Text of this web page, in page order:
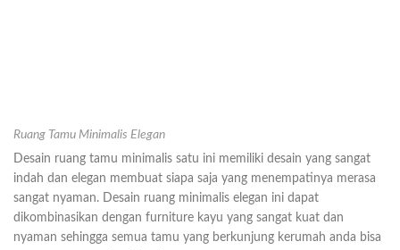
Ruang Tamu Minimalis Elegan
Desain ruang tamu minimalis satu ini memiliki desain yang sangat
indah dan elegan membuat siapa saja yang menempatinya merasa
sangat nyaman. Desain ruang minimalis elegan ini dapat
dikombinasikan dengan furniture kayu yang sangat kuat dan
nyaman sehingga semua tamu yang berkunjung kerumah anda bisa